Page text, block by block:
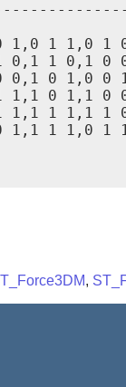
1,0 1 1,0 1
0,1 1 0,1 0
0,1 0 1,0 0
1,1 0 1,1 0
1,1 1 1,1 1
1,1 1 1,0 1
,